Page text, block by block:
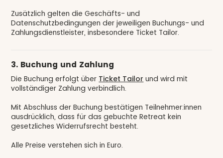
Zusätzlich gelten die Geschäfts- und
Datenschutzbedingungen der jeweiligen Buchungs- und
Zahlungsdienstleister, insbesondere Ticket Tailor.
3. Buchung und Zahlung
Die Buchung erfolgt über Ticket Tailor und wird mit
vollständiger Zahlung verbindlich.
Mit Abschluss der Buchung bestätigen Teilnehmer:innen
ausdrücklich, dass für das gebuchte Retreat kein
gesetzliches Widerrufsrecht besteht.
Alle Preise verstehen sich in Euro.